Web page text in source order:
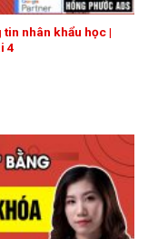
nhân khẩu học |
4